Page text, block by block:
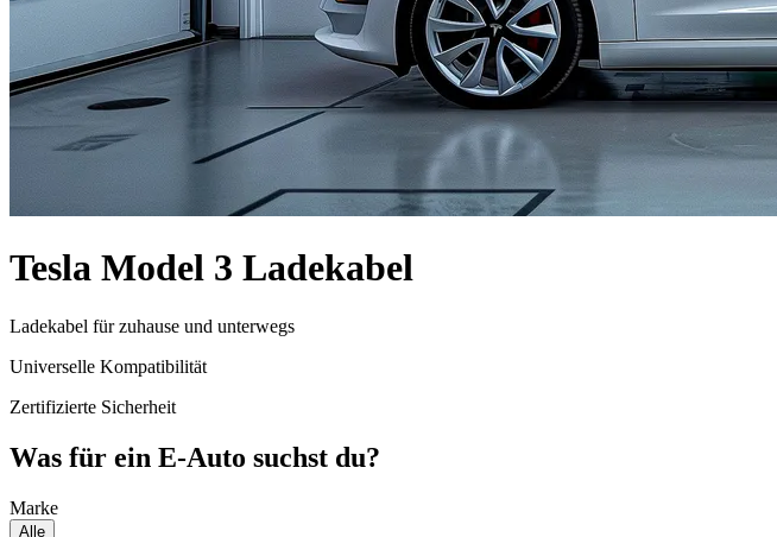
Tesla Model 3 Ladekabel
Ladekabel für zuhause und unterwegs
Universelle Kompatibilität
Zertifizierte Sicherheit
Was für ein E-Auto suchst du?
Marke
Alle